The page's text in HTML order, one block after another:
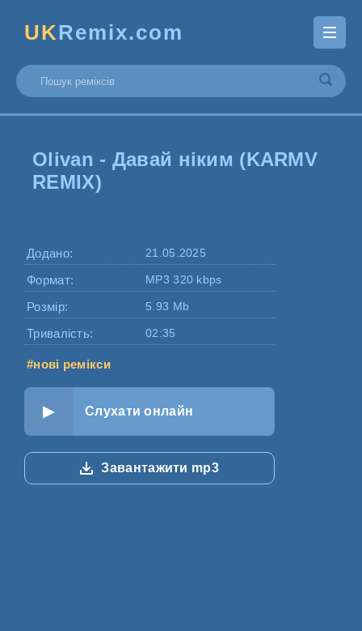
UKRemix.com
Olivan - Давай ніким (KARMV
REMIX)
Додано: 21.05.2025
Формат: MP3 320 kbps
Розмір: 5.93 Mb
Тривалість: 02:35
#нові ремікси
Слухати онлайн
Завантажити mp3